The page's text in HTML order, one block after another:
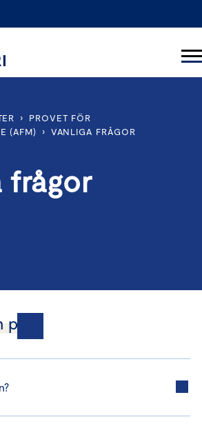
›
PROVET FÖR
(AFM)
› VANLIGA FRÅGOR
frågor